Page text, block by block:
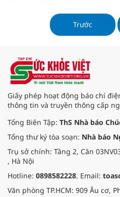
Trước
Giấy phép hoạt động báo chí
thông tin và truyền thông cấp
Tổng Biên Tập: ThS Nhà báo
Tổng thư ký tòa soạn: Nhà báo
Trụ sở chính: Tầng 2, Căn
, Hà Nội
Hotline: 0898582228. Email:
Văn phòng TP.HCM: 909 Âu cơ,